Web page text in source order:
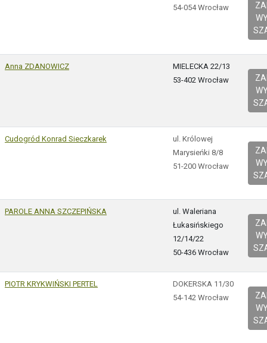
54-054 Wrocław
Anna ZDANOWICZ
MIELECKA 22/13
53-402 Wrocław
Cudogród Konrad Sieczkarek
ul. Królowej
Marysieńki 8/8
51-200 Wrocław
PAROLE ANNA SZCZEPIŃSKA
ul. Waleriana
Łukasińskiego
12/14/22
50-436 Wrocław
PIOTR KRYKWIŃSKI PERTEL
DOKERSKA 11/30
54-142 Wrocław